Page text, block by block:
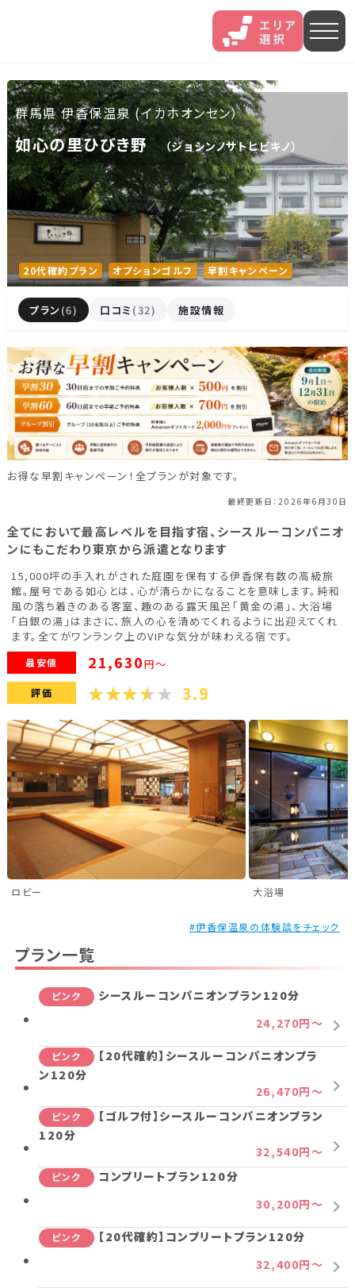
人気エリア
石和 伊香保 熱海
伊豆長岡 穴原 鬼怒川
いわき湯本 越後湯沢 三谷
山中 あわら 菊池
北海道・東北
北海道(13) 岩手県(3) 山形県(3)
宮城県(8)
福島県(26)
関東
栃木県(18) 群馬県(25)
茨城県(4)
千葉県(14)
神奈川県(15)
東海
静岡県(44) 愛知県(15)
岐阜県(5)
三重県(9)
中部
新潟県(13) 山梨県(19)
長野県(14)
石川県(7)
福井県(3)
関西
滋賀県(2) 大阪府(2) 兵庫県(2)
四国
九州・沖縄
福岡県(2)
群馬県 伊香保温泉 (イカホオンセン）
如心の里ひびき野（ジョシンノサトヒビキノ）
20代確約プラン オプションゴルフ 早割キャンペーン
プラン (6) 口コミ (32) 施設情報
お得な早割キャンペーン！全プランが対象です。
最終更新日：2026年6月30日
全てにおいて最高レベルを目指す宿、シースルーコンパニオ
ンにもこだわり東京から派遣となります
15,000坪の手入れがされた庭園を保有する伊香保有数の高級旅
館。屋号である如心とは、心が清らかになることを意味します。純和
風の落ち着きのある客室、趣のある露天風呂「黄金の湯」、大浴場
「白銀の湯」はまさに、旅人の心を清めてくれるように出迎えてくれ
ます。全てがワンランク上のVIPな気分が味わえる宿です。
最安値 21,630円～
評価 3.9
ロビー 大浴場
#伊香保温泉の体験談をチェック
プラン一覧
ピンク
シースルーコンパニオンプラン120分
24,270円～
ピンク
【20代確約】シースルーコンパニオンプラ
ン120分
26,470円～
ピンク
【ゴルフ付】シースルーコンパニオンプラン
120分
32,540円～
ピンク
コンプリートプラン120分
30,200円～
ピンク
【20代確約】コンプリートプラン120分
32,400円～